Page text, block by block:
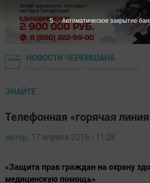
НОВОСТИ ЧЕРЕМШАНА
ЗНАЙТЕ
Телефонная «горячая
автор, 17 апреля 2019 - 11:28
«Защита прав граждан на охрану
медицинскую помощь»
4 Автоматическое закрытие